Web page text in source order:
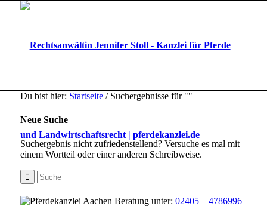
Du bist hier: Startseite / Suchergebnisse für ""
Neue Suche
Suchergebnis nicht zufriedenstellend? Versuche es mal mit
einem Wortteil oder einer anderen Schreibweise.
Beratung unter: 02405 – 4786996